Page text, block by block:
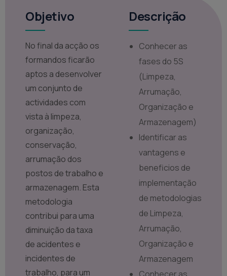
Objetivo
No final da acção os
formandos ficarão
aptos a desenvolver
um conjunto de
actividades com
vista à limpeza,
organização,
conservação,
arrumação dos
postos de trabalho e
armazenagem. Esta
metodologia
contribui para uma
diminuição da taxa
de acidentes e
incidentes de
trabalho, para um
Descrição
Conhecer as
fases do 5S
(Limpeza,
Arrumação,
Organização e
Armazenagem)
Identificar as
vantagens e
beneficios de
implementação
de metodologias
de Limpeza,
Arrumação,
Organização e
Armazenagem